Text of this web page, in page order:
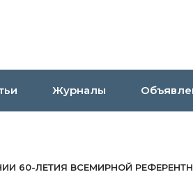
Журналы
60-ЛЕТИЯ ВСЕМИРНОЙ